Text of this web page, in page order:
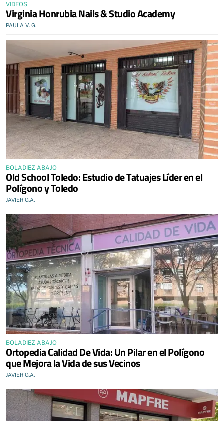
VIDEOS
Virginia Honrubia Nails & Studio Academy
PAULA V. G.
BOLADIEZ ABAJO
Old School Toledo: Estudio de Tatuajes Líder en el
Polígono y Toledo
JAVIER G.A.
BOLADIEZ ABAJO
Ortopedia Calidad De Vida: Un Pilar en el Polígono
que Mejora la Vida de sus Vecinos
JAVIER G.A.